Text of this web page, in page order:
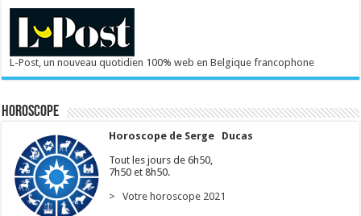
L-Post, un nouveau quotidien 100% web en Belgique francophone
Horoscope
Horoscope de Serge Ducas
Tout les jours de 6h50,
7h50 et 8h50.
> Votre horoscope 2021